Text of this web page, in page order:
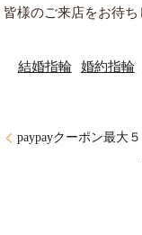
皆様のご来店をお待ち
結婚指輪 婚約指輪
paypayクーポン最大